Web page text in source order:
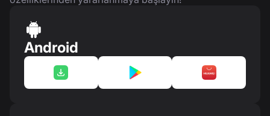
Android